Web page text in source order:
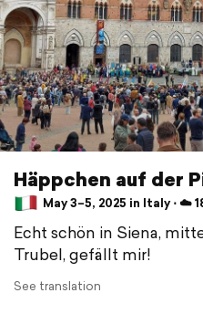
Häppchen auf der
May 3–5, 2025 in Italy ⋅ ☁️
Echt schön in Siena,
Trubel, gefällt mir!
See translation